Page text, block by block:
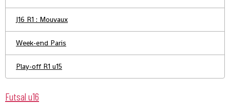
J16 R1 : Mouvaux
Week-end Paris
Play-off R1 u15
Futsal u16